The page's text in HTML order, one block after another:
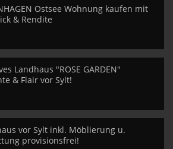
Ostsee Wohnung kaufen mit
& Rendite
Landhaus "ROSE GARDEN"
& Flair vor Sylt!
vor Sylt inkl. Möblierung u.
provisionsfrei!